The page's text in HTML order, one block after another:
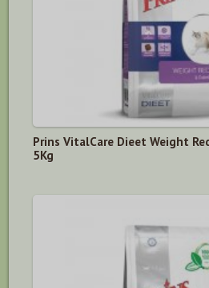
Prins VitalCare Dieet Weight
5Kg